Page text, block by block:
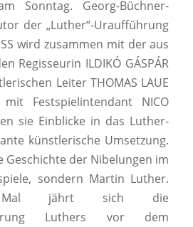
Sonntag. Georg-Büchner-
der „Luther“-Uraufführung
wird zusammen mit der aus
Regisseurin ILDIKÓ GÁSPÁR
Leiter THOMAS LAUE
Festspielintendant NICO
sie Einblicke in das Luther-
künstlerische Umsetzung.
Geschichte der Nibelungen im
sondern Martin Luther.
jährt sich die
Luthers vor dem